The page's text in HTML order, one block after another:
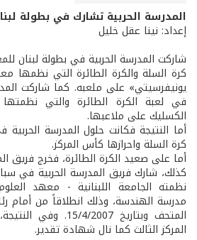
المدرسة الحربية تشارك في بطولة
إعداد: نينا عقل خليل
شاركت المدرسة الحربية في بطولة لبنان
كرة السلة والكرة الطائرة التي نظمها
يونيفرسيتي» على ملعبه. كما شاركت
في لعبة الكرة الطائرة والتي
الكسليك على ملاعبها.
أما النتيجة فكانت حلول المدرسة
كرة السلة واحرازها كأس المركز.
أما على صعيد الكرة الطائرة، فخرج فريق
كذلك، شارك فريق المدرسة الحربية في
نظمته الجامعة اللبنانية - معهد
مدرسة الهندسة، وذلك انطلاقاً من أمام
المتحف وبتاريخ 15/
المركز الثالث كما نال شهادة تقدير.